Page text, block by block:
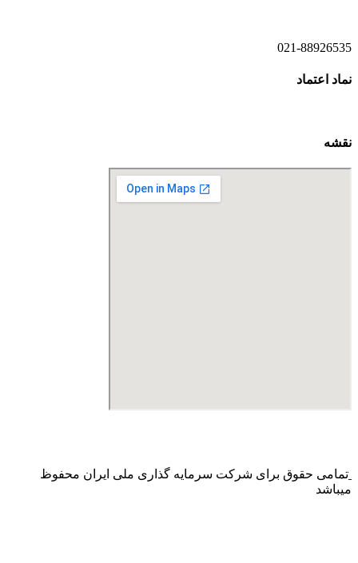
021-88926535
نماد اعتماد
نقشه
تمامی حقوق برای شرکت سرمایه گذاری ملی ایران محفوظ
میباشد